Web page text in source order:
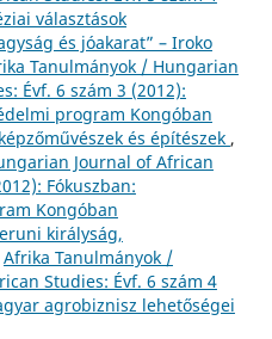
választások
és jóakarat” – Iroko
Tanulmányok / Hungarian
Évf. 6 szám 3 (2012):
program Kongóban
és építészek ,
Journal of African
Fókuszban:
Kongóban
királyság,
Afrika Tanulmányok /
Studies: Évf. 6 szám 4
agrobiznisz lehetőségei